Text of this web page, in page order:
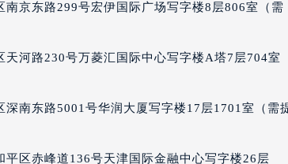
提前预约）
提前预约）
前预约）
（需提前预约）
南京东路299号宏伊国际广场写字楼8层806室（需
天河路230号万菱汇国际中心写字楼A塔7层704室
深南东路5001号华润大厦写字楼17层1701室（需
平区赤峰道136号天津国际金融中心写字楼26层